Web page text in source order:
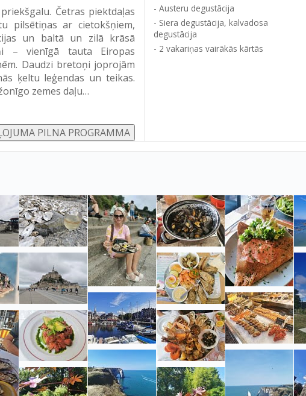
Četras piektdaļas
pilsētiņas ar cietokšņiem,
un baltā un zilā krāsā
– vienīgā tauta Eiropas
Daudzi bretoņi joprojām
ķeltu leģendas un teikas.
zemes daļu…
Austeru degustācija
Siera degustācija, kalvadosa
degustācija
2 vakariņas vairākās kārtās